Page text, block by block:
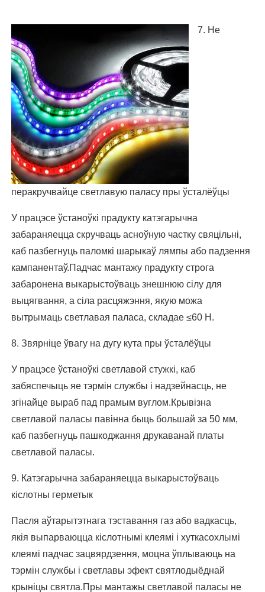
7. Не
перакручвайце светлавую паласу пры ўсталёўцы
У працэсе ўстаноўкі прадукту катэгарычна
забараняецца скручваць асноўную частку свяцільні,
каб пазбегнуць паломкі шарыкаў лямпы або падзення
кампанентаў.Падчас мантажу прадукту строга
забаронена выкарыстоўваць знешнюю сілу для
выцягвання, а сіла расцяжэння, якую можа
вытрымаць светлавая паласа, складае ≤60 Н.
8. Звярніце ўвагу на дугу кута пры ўсталёўцы
У працэсе ўстаноўкі светлавой стужкі, каб
забяспечыць яе тэрмін службы і надзейнасць, не
згінайце выраб пад прамым вуглом.Крывізна
светлавой паласы павінна быць большай за 50 мм,
каб пазбегнуць пашкоджання друкаванай платы
светлавой паласы.
9. Катэгарычна забараняецца выкарыстоўваць
кіслотны герметык
Пасля аўтарытэтнага тэставання газ або вадкасць,
якія выпарваюцца кіслотнымі клеямі і хуткасохлымі
клеямі падчас зацвярдзення, моцна ўплываюць на
тэрмін службы і светлавы эфект святлодыёднай
крыніцы святла.Пры мантажы светлавой паласы не